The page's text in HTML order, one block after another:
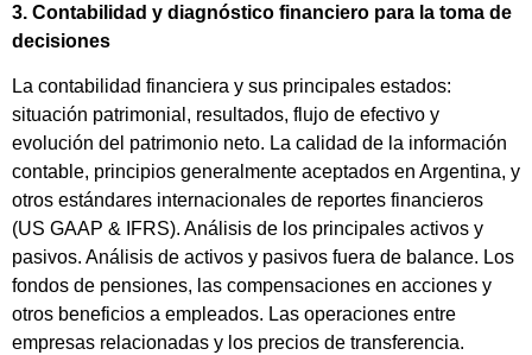
3. Contabilidad y diagnóstico financiero para la toma de
decisiones
La contabilidad financiera y sus principales estados:
situación patrimonial, resultados, flujo de efectivo y
evolución del patrimonio neto. La calidad de la información
contable, principios generalmente aceptados en Argentina, y
otros estándares internacionales de reportes financieros
(US GAAP & IFRS). Análisis de los principales activos y
pasivos. Análisis de activos y pasivos fuera de balance. Los
fondos de pensiones, las compensaciones en acciones y
otros beneficios a empleados. Las operaciones entre
empresas relacionadas y los precios de transferencia.